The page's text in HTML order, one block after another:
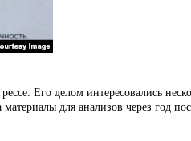
Его делом интересовались
для анализов через год